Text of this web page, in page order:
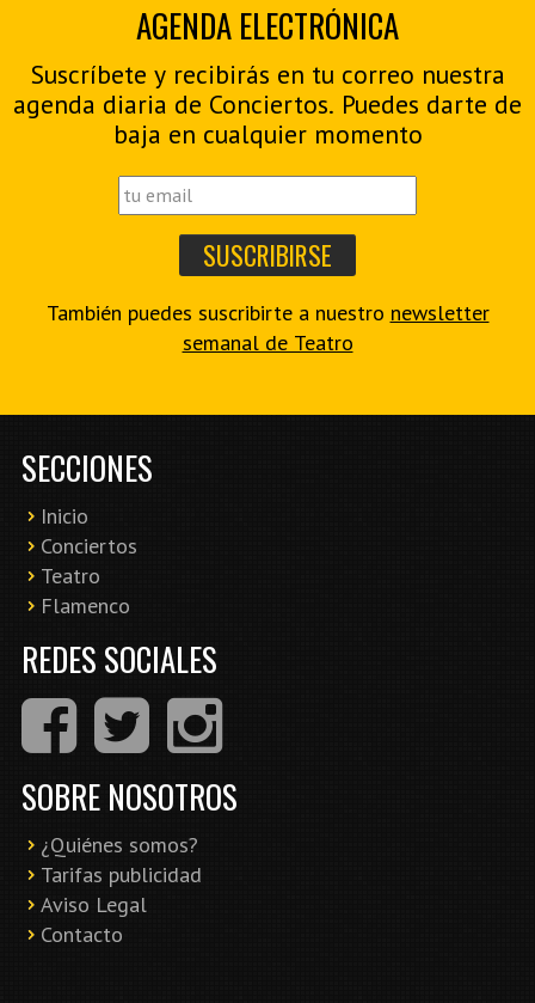
AGENDA ELECTRÓNICA
Suscríbete y recibirás en tu correo nuestra
agenda diaria de Conciertos. Puedes darte de
baja en cualquier momento
También puedes suscribirte a nuestro newsletter
semanal de Teatro
SECCIONES
Inicio
Conciertos
Teatro
Flamenco
REDES SOCIALES
SOBRE NOSOTROS
¿Quiénes somos?
Tarifas publicidad
Aviso Legal
Contacto